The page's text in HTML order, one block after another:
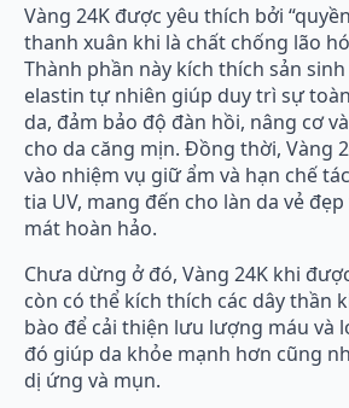
Vàng 24K được yêu thích bởi
thanh xuân khi là chất chống lão
Thành phần này kích thích sản
elastin tự nhiên giúp duy trì sự
da, đảm bảo độ đàn hồi, nâng cơ
cho da căng mịn. Đồng thời, Vàng
vào nhiệm vụ giữ ẩm và hạn chế
tia UV, mang đến cho làn da vẻ
mát hoàn hảo.
Chưa dừng ở đó, Vàng 24K khi
còn có thể kích thích các dây thần
bào để cải thiện lưu lượng máu và
đó giúp da khỏe mạnh hơn cũng
dị ứng và mụn.